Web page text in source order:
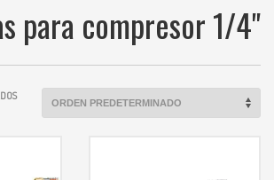
para compresor 1/4"